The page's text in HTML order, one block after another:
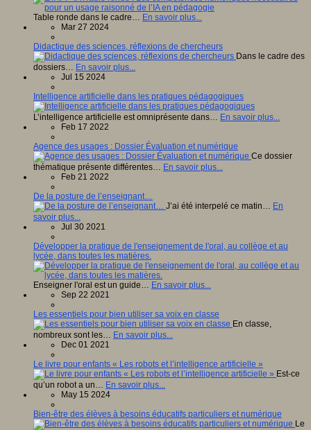
Table ronde dans le cadre… En savoir plus...
Mar 27 2024
Didactique des sciences, réflexions de chercheurs
Dans le cadre des
dossiers… En savoir plus...
Jul 15 2024
Intelligence artificielle dans les pratiques pédagogiques
L’intelligence artificielle est omniprésente dans… En savoir plus...
Feb 17 2022
Agence des usages : Dossier Évaluation et numérique
Ce dossier
thématique présente différentes… En savoir plus...
Feb 21 2022
De la posture de l’enseignant…
J’ai été interpelé ce matin… En
savoir plus...
Jul 30 2021
Développer la pratique de l'enseignement de l'oral, au collège et au
lycée, dans toutes les matières.
Enseigner l'oral est un guide… En savoir plus...
Sep 22 2021
Les essentiels pour bien utiliser sa voix en classe
En classe,
nombreux sont les… En savoir plus...
Dec 01 2021
Le livre pour enfants « Les robots et l’intelligence artificielle »
Est-ce
qu’un robot a un… En savoir plus...
May 15 2024
Bien-être des élèves à besoins éducatifs particuliers et numérique
Le